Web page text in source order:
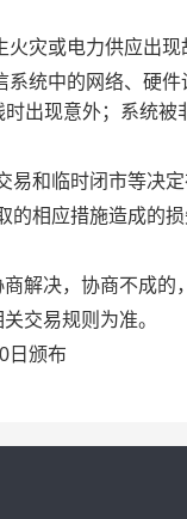
灾或电力供应出
统中的网络、硬
出现意外；系统
易和临时闭市等决
的相应措施造成的
解决，协商不成
交易规则为准。
日颁布